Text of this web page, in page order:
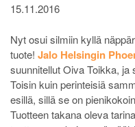
15.11.2016
Nyt osui silmiin kyllä
tuote! Jalo Helsingin
suunnitellut Oiva Toikka, ja
Toisin kuin perinteisiä
esillä, sillä se on
Tuotteen takana oleva